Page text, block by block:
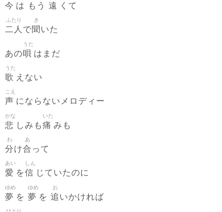
今 は もう 遠 くて
二人
ふたり
で聞
き
いた
あの唄
うた
はまだ
歌
うた
えない
声
こえ
にならないメロディー
悲
かな
しみも痛
いた
みも
分
わ
け合
あ
って
愛
あい
を信
しん
じていたのに
夢
ゆめ
を 夢
ゆめ
を 追
お
いかければ